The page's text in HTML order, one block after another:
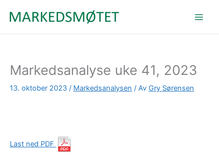
Markedsanalyse uke 41, 2023
13. oktober 2023 / Markedsanalysen / Av Gry Sørensen
Last ned PDF